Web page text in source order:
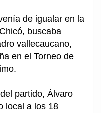
de igualar en la
buscaba
vallecaucano,
en el Torneo de
partido, Álvaro
local a los 18